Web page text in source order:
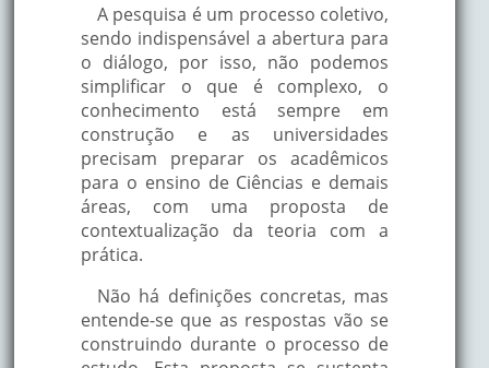
A pesquisa é um processo coletivo,
sendo indispensável a abertura para
o diálogo, por isso, não podemos
simplificar o que é complexo, o
conhecimento está sempre em
construção e as universidades
precisam preparar os acadêmicos
para o ensino de Ciências e demais
áreas, com uma proposta de
contextualização da teoria com a
prática.
Não há definições concretas, mas
entende-se que as respostas vão se
construindo durante o processo de